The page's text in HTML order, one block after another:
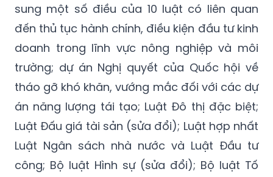
sung một số điều của 10 luật có liên quan
đến thủ tục hành chính, điều kiện đầu tư kinh
doanh trong lĩnh vực nông nghiệp và môi
trường; dự án Nghị quyết của Quốc hội về
tháo gỡ khó khăn, vướng mắc đối với các dự
án năng lượng tái tạo; Luật Đô thị đặc biệt;
Luật Đấu giá tài sản (sửa đổi); Luật hợp nhất
Luật Ngân sách nhà nước và Luật Đầu tư
công; Bộ luật Hình sự (sửa đổi); Bộ luật Tố